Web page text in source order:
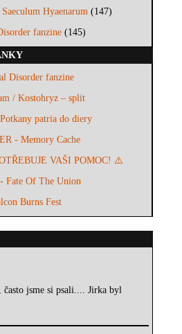
Hyaenarum (147)
fanzine (145)
Disorder fanzine
/ Kostohryz – split
patria do diery
- Memory Cache
VAŠI POMOC! ⚠️
Fate Of The Union
Burns Fest
jsme si psali.... Jirka byl